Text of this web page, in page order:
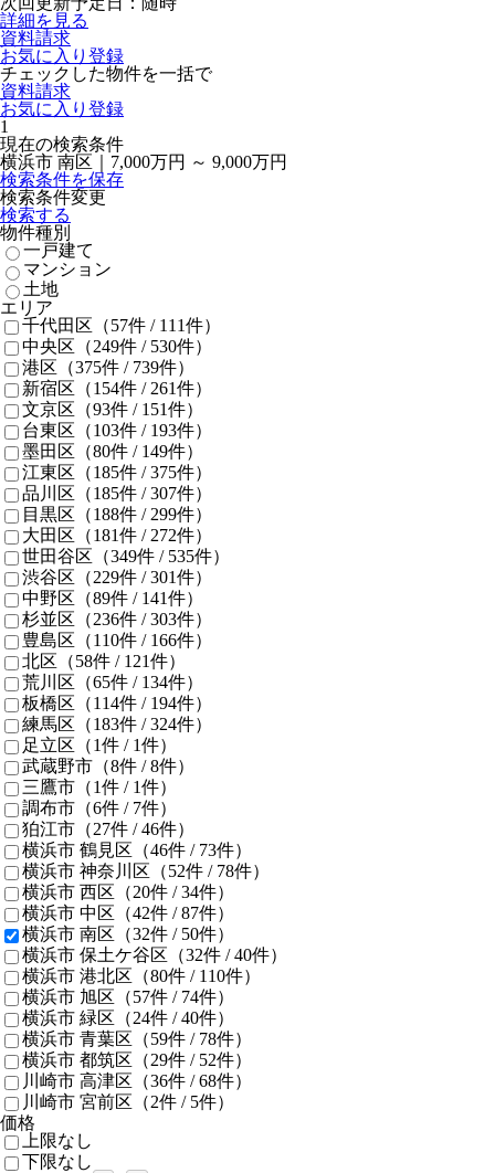
詳細を見る
資料請求
お気に入り登録
チェックした物件を一括で
資料請求
お気に入り登録
1
現在の検索条件
横浜市 南区｜7,000万円 ～ 9,000万円
検索条件を保存
検索条件変更
検索する
物件種別
一戸建て
マンション
土地
エリア
千代田区 （57件 / 111件）
中央区 （249件 / 530件）
港区 （375件 / 739件）
新宿区 （154件 / 261件）
文京区 （93件 / 151件）
台東区 （103件 / 193件）
墨田区 （80件 / 149件）
江東区 （185件 /375件）
品川区 （185件 /307件）
目黒区 （188件 / 299件）
大田区 （181件 / 272件）
世田谷区 （349件 / 535件）
渋谷区 （229件 /301件）
中野区 （89件 / 141件）
杉並区 （236件 /303件）
豊島区 （110件 / 166件）
北区 （58件 / 121件）
荒川区 （65件 / 134件）
板橋区 （114件 / 194件）
練馬区 （183件 /324件）
足立区 （1件 / 1件）
武蔵野市 （8件 /8件）
三鷹市 （1件 / 1件）
調布市 （6件 / 7件）
狛江市 （27件 /46件）
横浜市 鶴見区 （46件 / 73件）
横浜市 神奈川区 （52件 / 78件）
横浜市 西区 （20件 /34件）
横浜市 中区 （42件 /87件）
横浜市 南区 （32件 / 50件）
横浜市 保土ケ谷区 （32件 /40件）
横浜市 港北区 （80件 / 110件）
横浜市 旭区 （57件 / 74件）
横浜市 緑区 （24件 /40件）
横浜市 青葉区 （59件 / 78件）
横浜市 都筑区 （29件 / 52件）
川崎市 高津区 （36件 /68件）
川崎市 宮前区 （2件 / 5件）
価格
上限なし
下限なし